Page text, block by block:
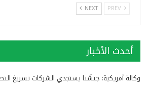
NEXT
أحدث الأخبار
وكالة أمريكية: جيشُنا يستجدي الشركات تسريعَ